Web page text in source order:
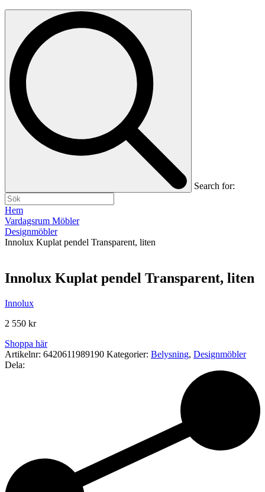
Search for:
Hem
Vardagsrum Möbler
Designmöbler
Innolux Kuplat pendel Transparent, liten
Innolux Kuplat pendel Transparent, liten
Innolux
2 550 kr
Shoppa här
Artikelnr: 6420611989190 Kategorier: Belysning, Designmöbler
Dela: